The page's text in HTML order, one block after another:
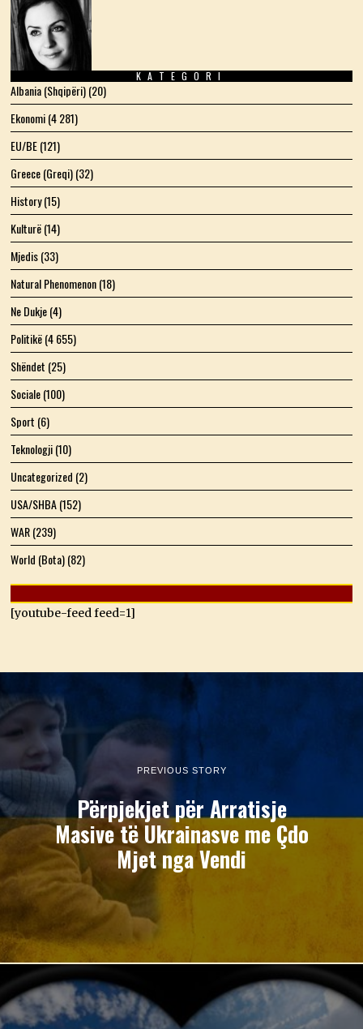
KATEGORI
Albania (Shqipëri)(20)
Ekonomi(4 281)
EU/BE(121)
Greece (Greqi)(32)
History(15)
Kulturë(14)
Mjedis(33)
Natural Phenomenon(18)
Ne Dukje(4)
Politikë(4 655)
Shëndet (25)
Sociale(100)
Sport (6)
Teknologji(10)
Uncategorized (2)
USA/SHBA(152)
WAR(239)
World (Bota)(82)
[youtube-feed feed=1]
PREVIOUS STORY
Përpjekjet për Arratisje
Masive të Ukrainasve me Çdo
Mjet nga Vendi